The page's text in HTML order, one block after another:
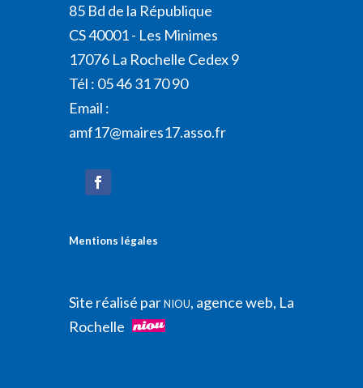
85 Bd de la République
CS 40001 - Les Minimes
17076 La Rochelle Cedex 9
Tél : 05 46 31 70 90
Email :
amf17@maires17.asso.fr
Mentions légales
Site réalisé parNIOU, agence web, La
Rochelle